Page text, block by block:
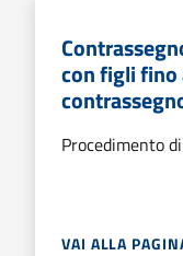
con figli fino
Procedimento
VAI ALLA